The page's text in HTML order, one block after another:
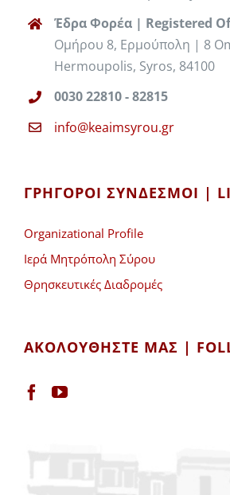
Έδρα Φορέα | Registered
Ομήρου 8, Ερμούπολη | 8
Hermoupolis, Syros, 84100
0030 22810 - 82815
info@keaimsyrou.gr
ΓΡΉΓΟΡΟΙ ΣΎΝΔΕΣΜΟΙ |
Organizational Profile
Ιερά Μητρόπολη Σύρου
Θρησκευτικές Διαδρομές
ΑΚΟΛΟΥΘΉΣΤΕ ΜΑΣ |